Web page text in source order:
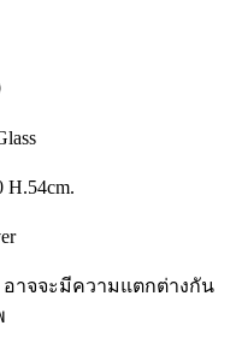
H.54cm.
าจจะมีความแตกต่างกัน